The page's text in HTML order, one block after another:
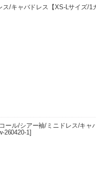
/キャバドレス【XS-Lサイズ/1
ール/シアー袖/ミニドレス/キャ
260420-1]